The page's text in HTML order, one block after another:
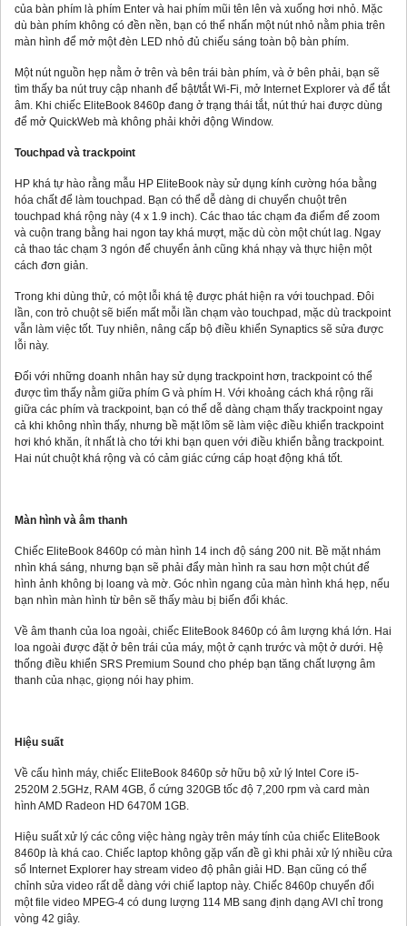
của bàn phím là phím Enter và hai phím mũi tên lên và xuống hơi nhỏ. Mặc
dù bàn phím không có đền nền, bạn có thể nhấn một nút nhỏ nằm phia trên
màn hình để mở một đèn LED nhỏ đủ chiếu sáng toàn bộ bàn phím.
Một nút nguồn hẹp nằm ở trên và bên trái bàn phím, và ở bên phải, bạn sẽ
tìm thấy ba nút truy cập nhanh để bật/tắt Wi-Fi, mở Internet Explorer và để tắt
âm. Khi chiếc EliteBook 8460p đang ở trạng thái tắt, nút thứ hai được dùng
để mở QuickWeb mà không phải khởi động Window.
Touchpad và trackpoint
HP khá tự hào rằng mẫu HP EliteBook này sử dụng kính cường hóa bằng
hóa chất để làm touchpad. Bạn có thể dễ dàng di chuyển chuột trên
touchpad khá rộng này (4 x 1.9 inch). Các thao tác chạm đa điểm để zoom
và cuộn trang bằng hai ngon tay khá mượt, mặc dù còn một chút lag. Ngay
cả thao tác chạm 3 ngón để chuyển ảnh cũng khá nhạy và thực hiện một
cách đơn giản.
Trong khi dùng thử, có một lỗi khá tệ được phát hiện ra với touchpad. Đôi
lần, con trỏ chuột sẽ biến mất mỗi lần chạm vào touchpad, mặc dù trackpoint
vẫn làm việc tốt. Tuy nhiên, nâng cấp bộ điều khiển Synaptics sẽ sửa được
lỗi này.
Đối với những doanh nhân hay sử dụng trackpoint hơn, trackpoint có thể
được tìm thấy nằm giữa phím G và phím H. Với khoảng cách khá rộng rãi
giữa các phím và trackpoint, bạn có thể dễ dàng chạm thấy trackpoint ngay
cả khi không nhìn thấy, nhưng bề mặt lõm sẽ làm việc điều khiển trackpoint
hơi khó khăn, ít nhất là cho tới khi bạn quen với điều khiển bằng trackpoint.
Hai nút chuột khá rộng và có cảm giác cứng cáp hoạt động khá tốt.
Màn hình và âm thanh
Chiếc EliteBook 8460p có màn hình 14 inch độ sáng 200 nit. Bề mặt nhám
nhìn khá sáng, nhưng bạn sẽ phải đẩy màn hình ra sau hơn một chút để
hình ảnh không bị loang và mờ. Góc nhìn ngang của màn hình khá hẹp, nếu
bạn nhìn màn hình từ bên sẽ thấy màu bị biến đổi khác.
Về âm thanh của loa ngoài, chiếc EliteBook 8460p có âm lượng khá lớn. Hai
loa ngoài được đặt ở bên trái của máy, một ở cạnh trước và một ở dưới. Hệ
thống điều khiển SRS Premium Sound cho phép bạn tăng chất lượng âm
thanh của nhạc, giọng nói hay phim.
Hiệu suất
Về cấu hình máy, chiếc EliteBook 8460p sở hữu bộ xử lý Intel Core i5-
2520M 2.5GHz, RAM 4GB, ổ cứng 320GB tốc độ 7,200 rpm và card màn
hình AMD Radeon HD 6470M 1GB.
Hiệu suất xử lý các công việc hàng ngày trên máy tính của chiếc EliteBook
8460p là khá cao. Chiếc laptop không gặp vấn đề gì khi phải xử lý nhiều cửa
sổ Internet Explorer hay stream video độ phân giải HD. Bạn cũng có thể
chỉnh sửa video rất dễ dàng với chiế laptop này. Chiếc 8460p chuyển đổi
một file video MPEG-4 có dung lượng 114 MB sang định dạng AVI chỉ trong
vòng 42 giây.